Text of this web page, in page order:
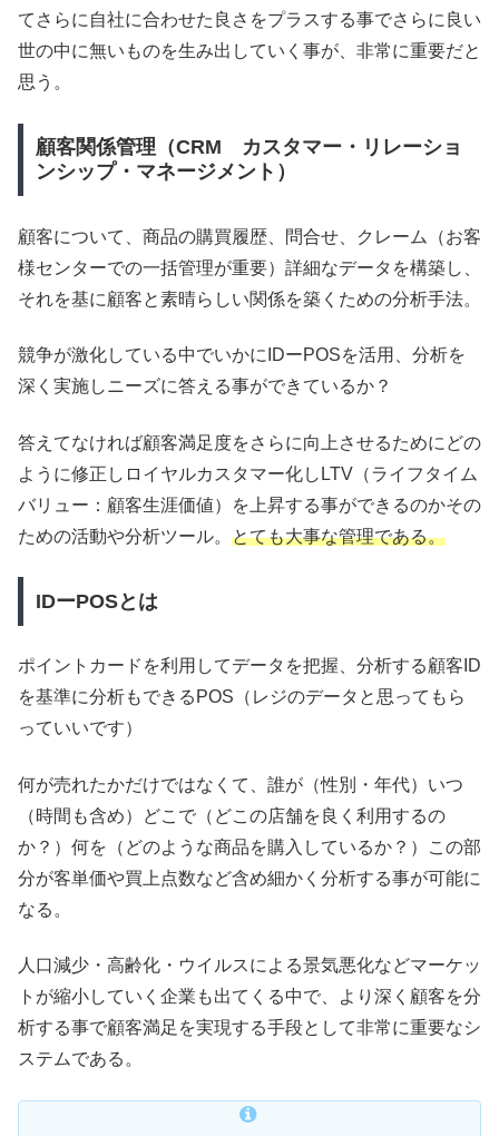
てさらに自社に合わせた良さをプラスする事でさらに良い
世の中に無いものを生み出していく事が、非常に重要だと
思う。
顧客関係管理（CRM カスタマー・リレーショ
ンシップ・マネージメント）
顧客について、商品の購買履歴、問合せ、クレーム（お客
様センターでの一括管理が重要）詳細なデータを構築し、
それを基に顧客と素晴らしい関係を築くための分析手法。
競争が激化している中でいかにIDーPOSを活用、分析を
深く実施しニーズに答える事ができているか？
答えてなければ顧客満足度をさらに向上させるためにどの
ように修正しロイヤルカスタマー化しLTV（ライフタイム
バリュー：顧客生涯価値）を上昇する事ができるのかその
ための活動や分析ツール。 とても大事な管理である。
IDーPOSとは
ポイントカードを利用してデータを把握、分析する顧客ID
を基準に分析もできるPOS（レジのデータと思ってもら
っていいです）
何が売れたかだけではなくて、誰が（性別・年代）いつ
（時間も含め）どこで（どこの店舗を良く利用するの
か？）何を（どのような商品を購入しているか？）この部
分が客単価や買上点数など含め細かく分析する事が可能に
なる。
人口減少・高齢化・ウイルスによる景気悪化などマーケッ
トが縮小していく企業も出てくる中で、より深く顧客を分
析する事で顧客満足を実現する手段として非常に重要なシ
ステムである。